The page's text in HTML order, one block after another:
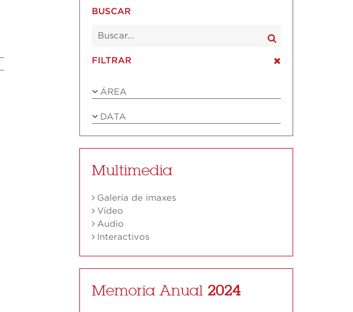
BUSCAR
FILTRAR
ÁREA
DATA
Multimedia
Galería de imaxes
Vídeo
Audio
Interactivos
Memoria Anual 2024